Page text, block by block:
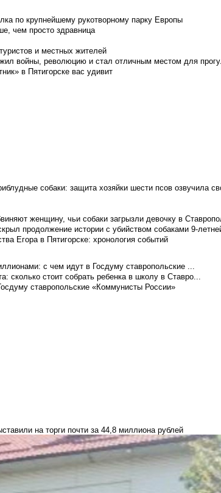
по крупнейшему рукотворному парку Европы
чем просто здравница
и местных жителей
войны, революцию и стал отличным местом для
в Пятигорске вас удивит
собаки: защита хозяйки шести псов озвучила
женщину, чьи собаки загрызли девочку в
продолжение истории с убийством собаками 9-
Егора в Пятигорске: хронология событий
с чем идут в Госдуму ставропольские ...
сколько стоит собрать ребенка в школу в Ставро...
ставропольские «Коммунисты России»
на торги почти за 44,8 миллиона рублей